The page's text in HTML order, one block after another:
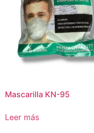
Mascarilla KN-95
Leer más